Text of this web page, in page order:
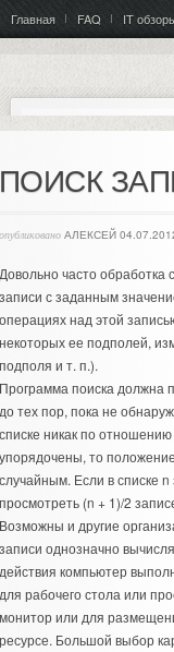
Главная FAQ IT
АЛЕКСЕЙ
часто обработка
с заданным
над этой
ее подполей,
и т. п.).
поиска должна
тех пор, пока не
никак по
то
Если в списке
(n + 1)/2
и другие
однозначно
компьютер
рабочего стола или
или для
Большой выбор